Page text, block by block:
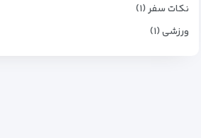
نکات سفر (۱)
ورزشی (۱)